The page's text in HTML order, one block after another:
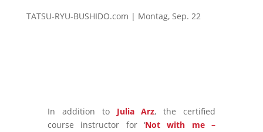
TATSU-RYU-BUSHIDO.com | Montag, Sep. 22
In addition to Julia Arz, the certified
course instructor for ‘Not with me –